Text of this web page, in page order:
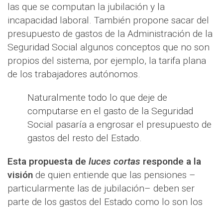
las que se computan la jubilación y la
incapacidad laboral. También propone sacar del
presupuesto de gastos de la Administración de la
Seguridad Social algunos conceptos que no son
propios del sistema, por ejemplo, la tarifa plana
de los trabajadores autónomos.
Naturalmente todo lo que deje de
computarse en el gasto de la Seguridad
Social pasaría a engrosar el presupuesto de
gastos del resto del Estado.
Esta propuesta de luces cortas responde a la
visión de quien entiende que las pensiones –
particularmente las de jubilación– deben ser
parte de los gastos del Estado como lo son los